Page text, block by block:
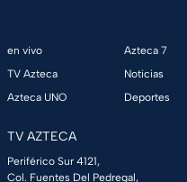
en vivo
TV Azteca
Azteca UNO
Azteca 7
Noticias
Deportes
TV AZTECA
Periférico Sur 4121,
Col. Fuentes Del Pedregal,